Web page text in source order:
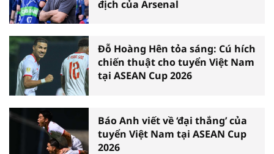
địch của Arsenal
Đỗ Hoàng Hên tỏa sáng: Cú hích
chiến thuật cho tuyển Việt Nam
tại ASEAN Cup 2026
Báo Anh viết về ‘đại thắng’ của
tuyển Việt Nam tại ASEAN Cup
2026